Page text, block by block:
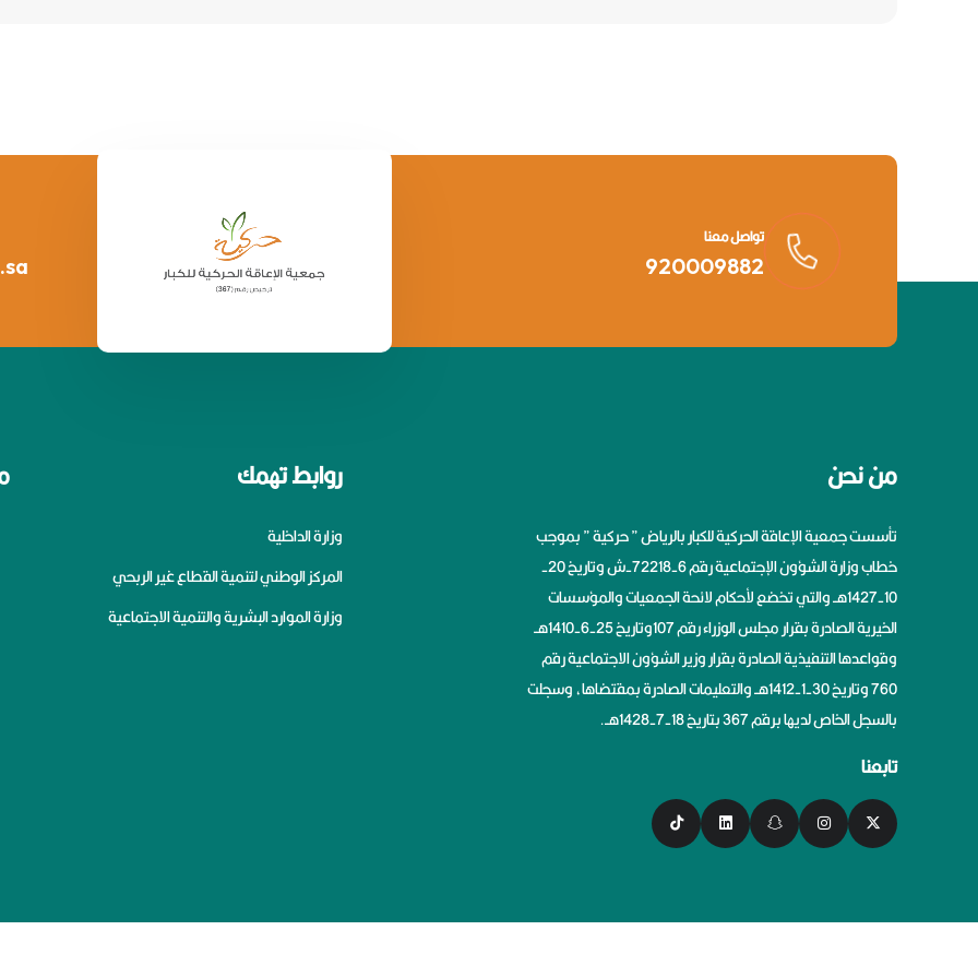
تواصل معنا
920009882
من نحن
تأسست جمعية الإعاقة الحركية للكبار بالرياض ” حركية ” بموجب
خطاب وزارة الشؤون الإجتماعية رقم 6-72218-ش وتاريخ 20-
10-1427هــ والتي تخضع لأحكام لائحة الجمعيات والمؤسسات
الخيرية الصادرة بقرار مجلس الوزراء رقم 107وتاريخ 25-6-1410هــ
وقواعدها التنفيذية الصادرة بقرار وزير الشؤون الاجتماعية رقم
760 وتاريخ 30-1-1412هــ والتعليمات الصادرة بمقتضاها، وسجلت
بالسجل الخاص لديها برقم 367 بتاريخ 18-7-1428هــ.
تابعنا
روابط تهمك
وزارة الداخلية
المركز الوطني لتنمية القطاع غير الربحي
وزارة الموارد البشرية والتنمية الاجتماعية